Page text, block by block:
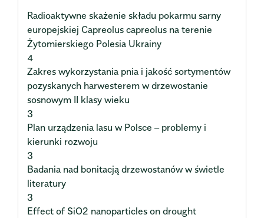
Radioaktywne skażenie składu pokarmu sarny
europejskiej Capreolus capreolus na terenie
Żytomierskiego Polesia Ukrainy
4
Zakres wykorzystania pnia i jakość sortymentów
pozyskanych harwesterem w drzewostanie
sosnowym II klasy wieku
3
Plan urządzenia lasu w Polsce – problemy i
kierunki rozwoju
3
Badania nad bonitacją drzewostanów w świetle
literatury
3
Effect of SiO2 nanoparticles on drought